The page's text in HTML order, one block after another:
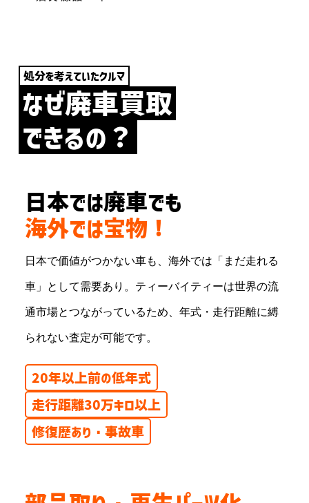
処分を考えていたクルマ
なぜ廃車買取
できるの？
日本では廃車でも
海外では宝物！
日本で価値がつかない車も、海外では「まだ走れる
車」として需要あり。ティーバイティーは世界の流
通市場とつながっているため、年式・走行距離に縛
られない査定が可能です。
20年以上前の低年式
走行距離30万キロ以上
修復歴あり・事故車